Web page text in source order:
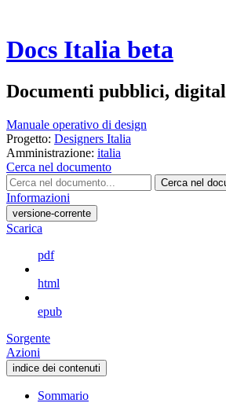
Docs Italia beta
Documenti pubblici,
Manuale operativo di design
Progetto: Designers Italia
Amministrazione: italia
Cerca nel documento
Cerca nel
Informazioni
versione-corrente
Scarica
pdf
html
epub
Sorgente
Azioni
indice dei contenuti
Sommario